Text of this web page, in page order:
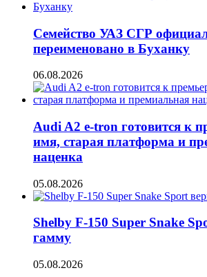
Семейство УАЗ СГР
переименовано в Буханку
06.08.2026
Audi A2 e-tron готовится к
имя, старая платформа и
наценка
05.08.2026
Shelby F-150 Super Snake
гамму
05.08.2026